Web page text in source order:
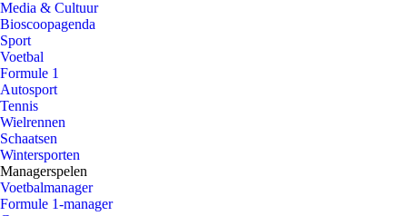
Media & Cultuur
Bioscoopagenda
Sport
Voetbal
Formule 1
Autosport
Tennis
Wielrennen
Schaatsen
Wintersporten
Managerspelen
Voetbalmanager
Formule 1-manager